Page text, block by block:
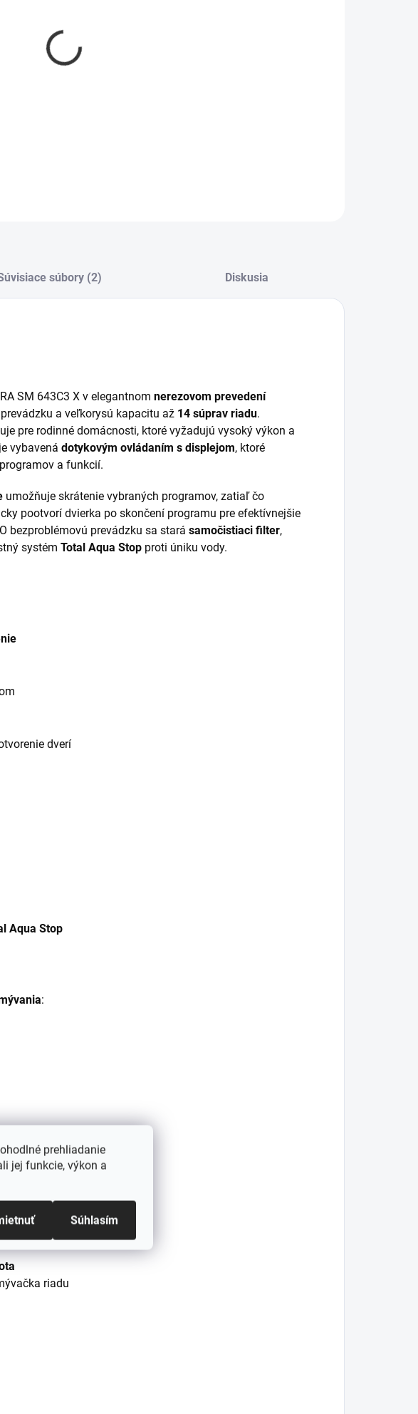
prehliadanie
jej funkcie, výkon a
Súhlasím
DETAILNÉ INFORMÁCIE
súbory (2) Diskusia
SM 643C3 X v elegantnom nerezovom prevedení
a veľkorysú kapacitu až 14 súprav riadu.
pre rodinné domácnosti, ktoré vyžadujú vysoký výkon a
vybavená dotykovým ovládaním s displejom, ktoré
a funkcií.
umožňuje skrátenie vybraných programov, zatiaľ čo
pootvorí dvierka po skončení programu pre efektívnejšie
bezproblémovú prevádzku sa stará samočistiaci filter,
systém Total Aqua Stop proti úniku vody.
dverí
Aqua Stop
:
/ 70 °C.
riadu